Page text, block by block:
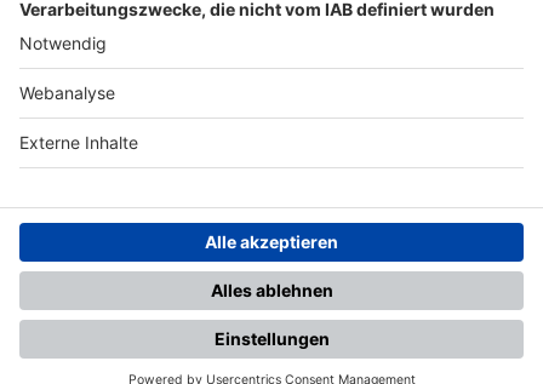
Nutzungsbedingungen Datenschutz Impressum